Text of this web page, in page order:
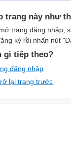
trang này như
trang đăng nhập,
ký rồi nhấn nút
gì tiếp theo?
đăng nhập
lại trang trước